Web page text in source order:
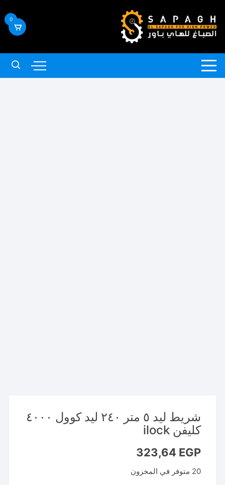
إلى
المحتوى
0
شريط ليد ٥ متر ٢٤٠ ليد كوول ٤٠٠٠
كليفن ilock
323,64 EGP
20 متوفر في المخزون